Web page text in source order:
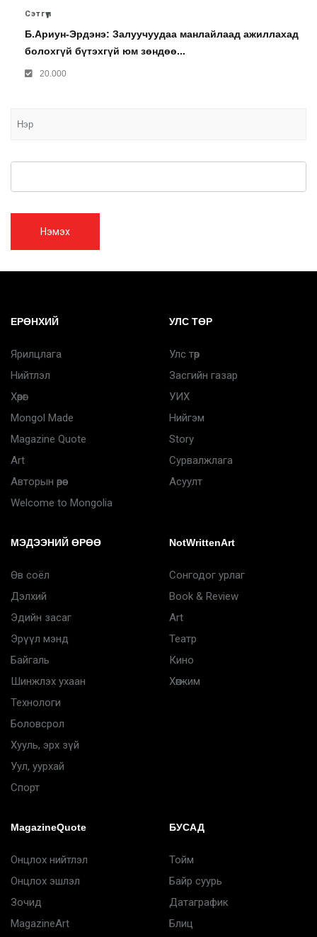
Сэтгүүл
Б.Ариун-Эрдэнэ: Залуучуудаа манлайлаад ажиллахад
болохгүй бүтэхгүй юм зөндөө...
20.000
Нэмэх
ЕРӨНХИЙ
Ярилцлага
Нийтлэл
Хөрөг
Mongol Made
Magazine Quote
Art
Авторын өрөө
Welcome to Mongolia
УЛС ТӨР
Улс төр
Засгийн газар
УИХ
Нийгэм
Story
Сурвалжлага
Асуулт
МЭДЭЭНИЙ ӨРӨӨ
Өв соёл
Дэлхий
Эдийн засаг
Эрүүл мэнд
Байгаль
Шинжлэх ухаан
Технологи
Боловсрол
Хууль, эрх зүй
Уул, уурхай
Спорт
NotWrittenArt
Сонгодог урлаг
Book & Review
Art
Театр
Кино
Хөгжим
MagazineQuote
Онцлох нийтлэл
Онцлох эшлэл
Зочид
MagazineArt
БУСАД
Тойм
Байр суурь
Датаграфик
Блиц